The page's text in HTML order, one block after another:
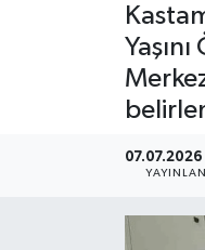
07.07.2026
Advertising
Canlı Maç
Haber Arşivi